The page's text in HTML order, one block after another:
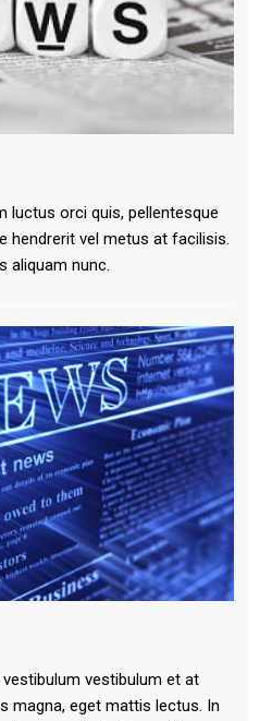
luctus orci quis, pellentesque
hendrerit vel metus at facilisis.
aliquam nunc.
vestibulum et at
magna, eget mattis lectus. In